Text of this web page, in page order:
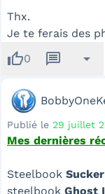
Thx.
Je te ferais des
thumb_up0 message arrow_drop_down
Publié le 29 juillet
Mes dernières
Steelbook
steelbook Ghost